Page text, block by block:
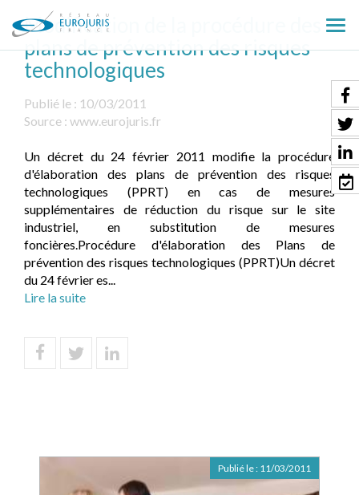
le
Modification de la procédure des
plans de prévention des risques
technologiques
Publié le : 10/03/2011
Source : www.eurojuris.fr
Un décret du 24 février 2011 modifie la procédure
d'élaboration des plans de prévention des risques
technologiques (PPRT) en cas de mesures
supplémentaires de réduction du risque sur le site
industriel, en substitution de mesures
foncières.Procédure d'élaboration des Plans de
prévention des risques technologiques (PPRT)Un décret
du 24 février es...
Lire la suite
Publié le : 11/03/2011